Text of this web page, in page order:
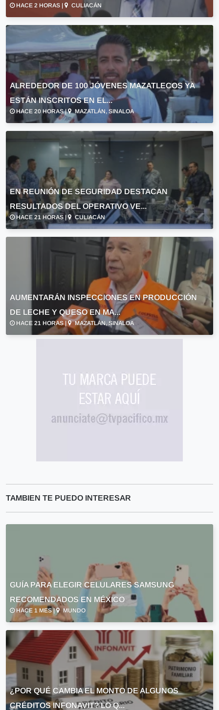
HACE 2 HORAS | CULIACÁN
ALREDEDOR DE 100 JÓVENES MAZATLECOS YA
ESTÁN INSCRITOS EN EL...
HACE 20 HORAS | MAZATLÁN, SINALOA
EN REUNIÓN DE SEGURIDAD DESTACAN
RESULTADOS DEL OPERATIVO VE...
HACE 21 HORAS | CULIACÁN
AUMENTARÁN INSPECCIONES EN PRODUCCIÓN
DE LECHE Y QUESO EN MA...
HACE 21 HORAS | MAZATLÁN, SINALOA
TAMBIEN TE PUEDO INTERESAR
GUÍA PARA ELEGIR CELULARES SAMSUNG
RECOMENDADOS EN MÉXICO
HACE 1 MES | MUNDO
¿POR QUÉ CAMBIA EL MONTO DE ALGUNOS
CRÉDITOS INFONAVIT? LO Q...